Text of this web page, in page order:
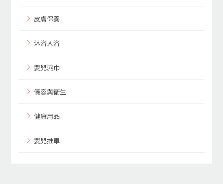
皮膚保養
沐浴入浴
嬰兒濕巾
儀容與衛生
健康用品
嬰兒推車